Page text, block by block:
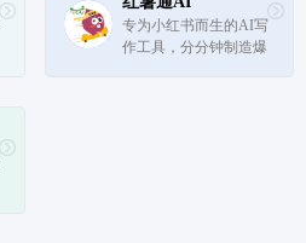
高工作效率，优化业务
流程，提升用户体验。
专为小红书而生的AI写
作工具，分分钟制造爆